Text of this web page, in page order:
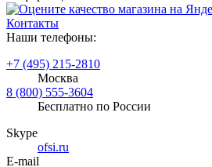
Контакты
Наши телефоны:
+7 (495) 215-2810
Москва
8 (800) 555-3604
Бесплатно по России
Skype
ofsi.ru
E-mail